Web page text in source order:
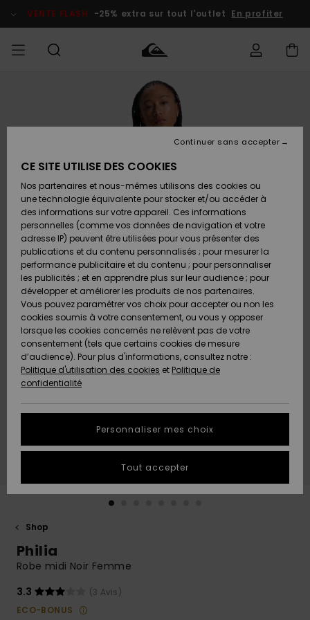
l'information
le
VENTE FLASH -25% extra sur tout l'outlet En profiter
Vêtements
Accessoires
Chaussures
& Tongs
Surf
Snow
Nouveautés
A
Découvrir
Vêtements
Accessoires
Chaussures
& Tongs
Surf
Snow
Nouveautés
A
Découvrir
FEMME
Shop
Nouveautés
A
Découvrir
Snow
SURF
Surf Shop
Homme
Enfant
Highlights
Communauté
SNOW
Snow
Shop
Homme
Snow
Shop
Enfant
Snow
Shop
Femme
A
Découvrir
Communauté
VENTE
FLASH
Outlet
Homme
Enfant
Outlet
Femme
Préférences
Langue Et
Région
français
Nederlands
AIDE &
CONTACT
Accéder à
commande
Retours
Paiement
Carte
Cadeau
Quiksilver
Freedom
Protection
des données
Démarrez
pour obtenir
Démarrer
conversation
COLLECTION
CARTE
CADEAU
LISTE DE
SOUHAITS
Shop
Philia
Robe midi Noir Femme
3.3
(3 Avis)
ECO-BONUS
CE SITE UTILISE DES COOKIES
Nos partenaires et nous-mêmes utilisons des cookies ou
une technologie équivalente pour stocker et/ou accéder à
des informations sur votre appareil. Ces informations
personnelles (comme vos données de navigation et votre
adresse IP) peuvent être utilisées pour vous présenter des
publications et du contenu personnalisés ; pour mesurer la
performance publicitaire et du contenu ; pour personnaliser
les publicités ; et en apprendre plus sur leur audience ; pour
développer et améliorer les produits de nos partenaires.
Vous pouvez paramétrer vos choix pour accepter ou non les
cookies soumis à votre consentement, ou vous y opposer
lorsque les cookies concernés ne relèvent pas de votre
consentement (tels que certains cookies de mesure
d’audience). Pour plus d'informations, consultez notre :
Politique d'utilisation des cookies et Politique de
confidentialité
Personnaliser mes choix
Continuer sans accepter
Tout accepter